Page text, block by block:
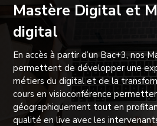
Mastère Digital et
digital
En accès à partir d’un Bac+3, nos
permettent de développer une
métiers du digital et de la
cours en visioconférence
géographiquement tout en
qualité en live avec les